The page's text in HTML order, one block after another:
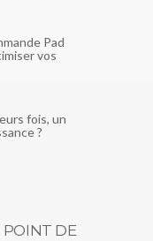
Pad
vos
fois, un
?
POINT DE